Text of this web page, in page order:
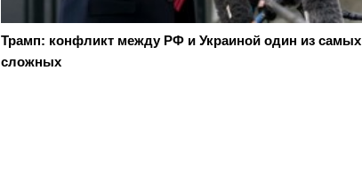
Трамп: конфликт между РФ и Украиной один из самых
сложных